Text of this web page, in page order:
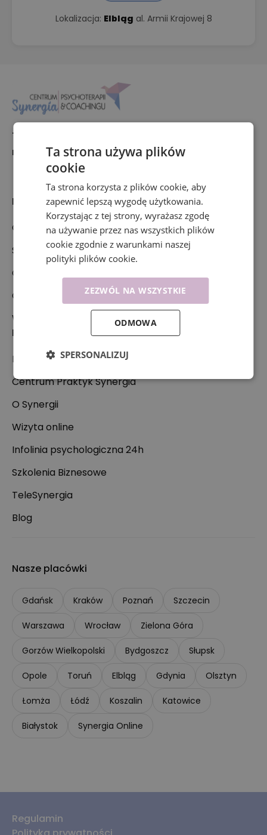
Lokalizacja: Elbląg al. Armii Krajowej 8
+48 697 516 636
rejestracja@synergia-centrum.pl
Nasza oferta
Oferta
Specjaliści
Co leczymy?
Cennik
Współpraca
Przydatne linki
Kontakt
Centrum Praktyk Synergia
O Synergii
Wizyta online
Infolinia psychologiczna 24h
Szkolenia Biznesowe
TeleSynergia
Blog
Nasze placówki
Gdańsk Kraków Poznań Szczecin
Warszawa Wrocław Zielona Góra
Gorzów Wielkopolski Bydgoszcz Słupsk
Opole Toruń Elbląg Gdynia Olsztyn
Łomża Łódź Koszalin Katowice
Białystok Synergia Online
Regulamin
Ta strona używa plików
cookie
Ta strona korzysta z plików cookie, aby
zapewnić lepszą wygodę użytkowania.
Korzystając z tej strony, wyrażasz zgodę
na używanie przez nas wszystkich plików
cookie zgodnie z warunkami naszej
polityki plików cookie.
ZEZWÓL NA WSZYSTKIE
ODMOWA
SPERSONALIZUJ